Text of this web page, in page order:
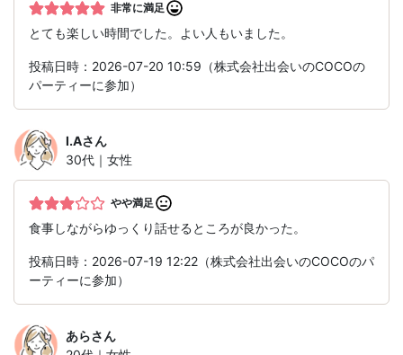
非常に満足
とても楽しい時間でした。よい人もいました。
投稿日時：2026-07-20 10:59（株式会社出会いのCOCOの
パーティーに参加）
I.Aさん
30代｜女性
やや満足
食事しながらゆっくり話せるところが良かった。
投稿日時：2026-07-19 12:22（株式会社出会いのCOCOのパ
ーティーに参加）
あらさん